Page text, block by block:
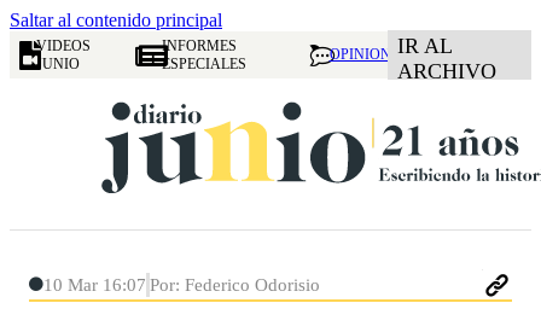
Saltar al contenido principal
VIDEOS
JUNIO
INFORMES
ESPECIALES
OPINION IR AL
ARCHIVO
10 Mar 16:07 Por: Federico Odorisio